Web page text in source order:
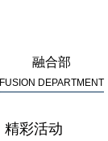
融合部
FUSION DEPARTMENT
精彩活动